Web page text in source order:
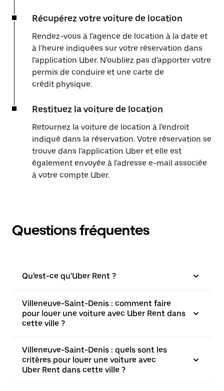
Récupérez votre voiture de location
Rendez-vous à l'agence de location à la date et
à l'heure indiquées sur votre réservation dans
l'application Uber. N'oubliez pas d'apporter votre
permis de conduire et une carte de
crédit physique.
Restituez la voiture de location
Retournez la voiture de location à l'endroit
indiqué dans la réservation. Votre réservation se
trouve dans l'application Uber et elle est
également envoyée à l'adresse e-mail associée
à votre compte Uber.
Questions fréquentes
Qu'est-ce qu'Uber Rent ?
Villeneuve-Saint-Denis : comment faire
pour louer une voiture avec Uber Rent dans
cette ville ?
Villeneuve-Saint-Denis : quels sont les
critères pour louer une voiture avec
Uber Rent dans cette ville ?